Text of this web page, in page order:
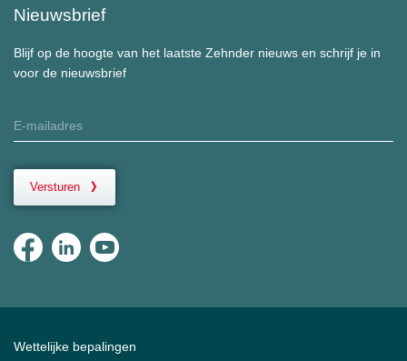
Nieuwsbrief
Blijf op de hoogte van het laatste Zehnder nieuws en schrijf je in
voor de nieuwsbrief
Versturen
Wettelijke bepalingen